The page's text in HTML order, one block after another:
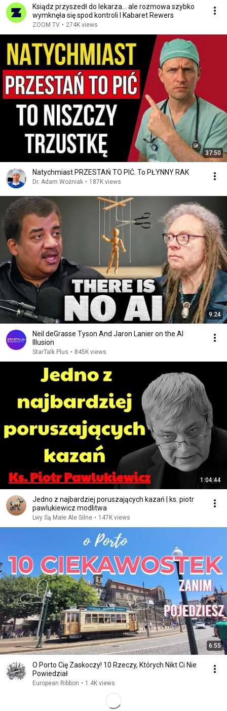
Ksiądz przyszedł do lekarza… ale rozmowa szybko
wymknęła się spod kontroli I Kabaret Rewers
ZOOM TV • 274K views
37:50
Natychmiast PRZESTAŃ TO PIĆ. To PŁYNNY RAK
Dr. Adam Woźniak • 187K views
9:24
Neil deGrasse Tyson And Jaron Lanier on the AI
Illusion
StarTalk Plus • 845K views
1:04:44
Jedno z najbardziej poruszających kazań | ks. piotr
pawlukiewicz modlitwa
Lwy Są Małe Ale Silne • 147K views
6:55
O Porto Cię Zaskoczy! 10 Rzeczy, Których Nikt Ci Nie
Powiedział
European Ribbon • 1.4K views